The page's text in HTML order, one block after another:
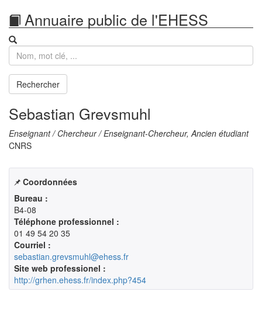
Annuaire public de l'EHESS
Recherche
Rechercher
Sebastian Grevsmuhl
Enseignant / Chercheur / Enseignant-Chercheur, Ancien étudiant
CNRS
Coordonnées
Bureau :
B4-08
Téléphone professionnel :
01 49 54 20 35
Courriel :
sebastian.grevsmuhl@ehess.fr
Site web professionel :
http://grhen.ehess.fr/index.php?454